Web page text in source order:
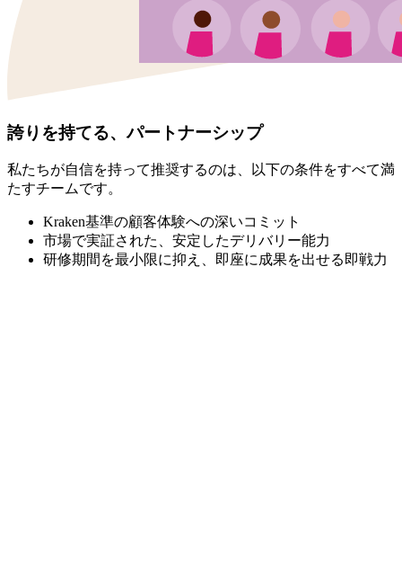
誇りを持てる、パートナーシップ
私たちが自信を持って推奨するのは、以下の条件をすべて満
たすチームです。
Kraken基準の顧客体験への深いコミット
市場で実証された、安定したデリバリー能力
研修期間を最小限に抑え、即座に成果を出せる即戦力